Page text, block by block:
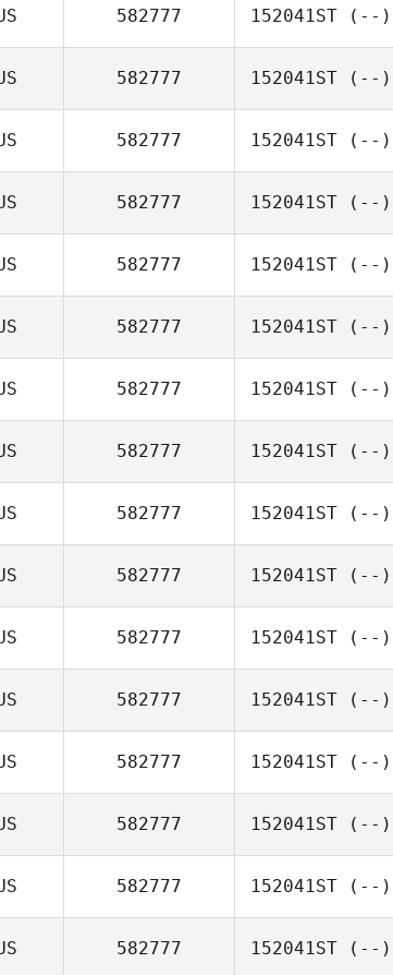
582777 152041ST(--)
582777 152041ST(--)
582777 152041ST(--)
582777 152041ST(--)
582777 152041ST(--)
582777 152041ST(--)
582777 152041ST(--)
582777 152041ST(--)
582777 152041ST(--)
582777 152041ST(--)
582777 152041ST(--)
582777 152041ST(--)
582777 152041ST(--)
582777 152041ST(--)
582777 152041ST(--)
582777 152041ST(--)